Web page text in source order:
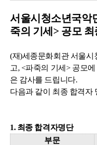
서울시청소년국악
죽의 기세> 공모
(재)세종문화회관 서울시
고, <파죽의 기세> 공모
은 감사를 드립니다.
다음과 같이 최종 합격자
1. 최종 합격자명단
부문